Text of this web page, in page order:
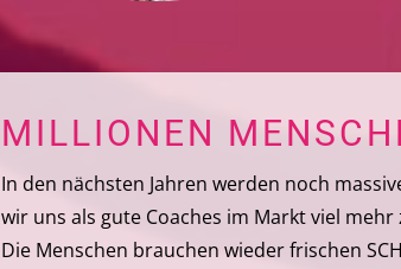
MILLIONEN
In den nächsten Jahren werden noch
wir uns als gute Coaches im Markt viel
Die Menschen brauchen wieder frischen